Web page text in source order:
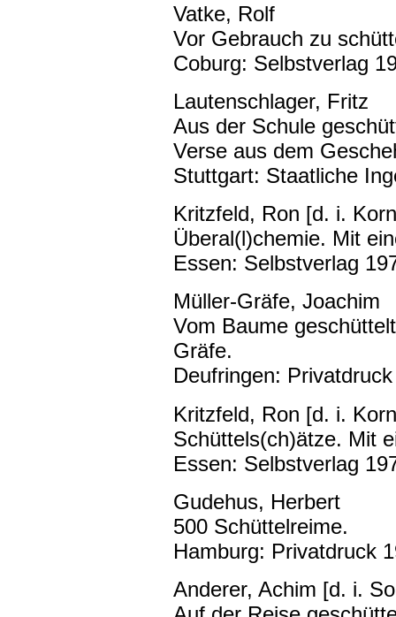
Vatke, Rolf
Vor Gebrauch zu
Coburg: Selbstverlag
Lautenschlager, Fritz
Aus der Schule
Verse aus dem
Stuttgart: Staatliche
Kritzfeld, Ron [d. i.
Überal(l)chemie. Mit
Essen: Selbstverlag
Müller-Gräfe, Joachim
Vom Baume
Gräfe.
Deufringen:
Kritzfeld, Ron [d. i.
Schüttels(ch)ätze. Mit
Essen: Selbstverlag
Gudehus, Herbert
500 Schüttelreime.
Hamburg: Privatdruck
Anderer, Achim [d. i.